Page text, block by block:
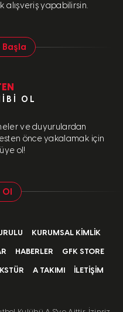
alışveriş yapabilirsin.
Başla
OL
ve duyurulardan
önce yakalamak için
ol!
KURUMSAL KIMLIK
HABERLER GFK STORE
A TAKIMI İLETIŞIM